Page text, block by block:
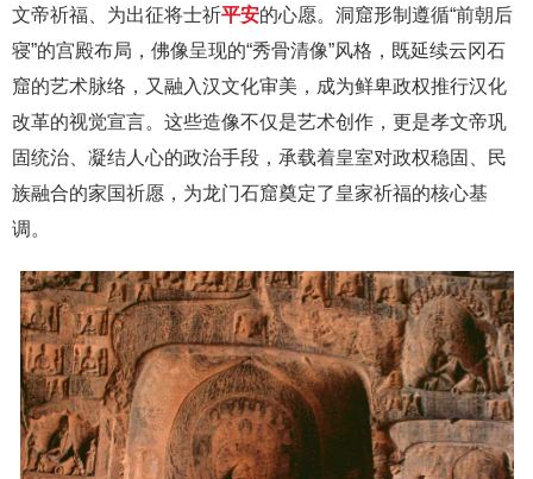
文帝祈福、为出征将士祈平安的心愿。洞窟形制遵循“前朝后
寝”的宫殿布局，佛像呈现的“秀骨清像”风格，既延续云冈石
窟的艺术脉络，又融入汉文化审美，成为鲜卑政权推行汉化
改革的视觉宣言。这些造像不仅是艺术创作，更是孝文帝巩
固统治、凝结人心的政治手段，承载着皇室对政权稳固、民
族融合的家国祈愿，为龙门石窟奠定了皇家祈福的核心基
调。